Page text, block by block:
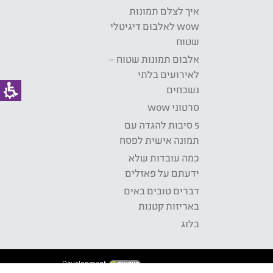
איך לצלם תמונות
wow לאלבום דיגיטלי
שטוח
אלבום תמונות שטוח –
לאירועים בלתי
נשכחים
סרטוני wow
5 סיבות להגדה עם
תמונה אישית לפסח
כמה עובדות שלא
ידעתם על פאזלים
דברים טובים באים
באריזות קטנות
בלוג
Development: